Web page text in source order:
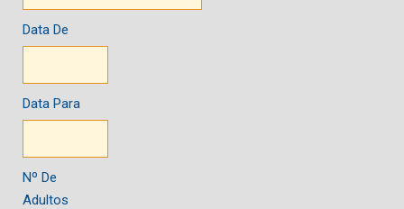
Data De
Data Para
Nº De
Adultos